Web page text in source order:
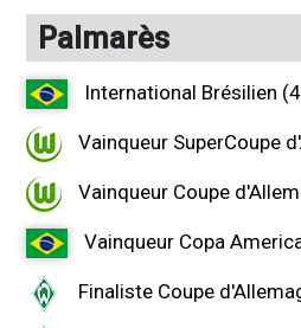
Palmarès
International Brésilien
Vainqueur SuperCoupe
Vainqueur Coupe
Vainqueur Copa
Finaliste Coupe